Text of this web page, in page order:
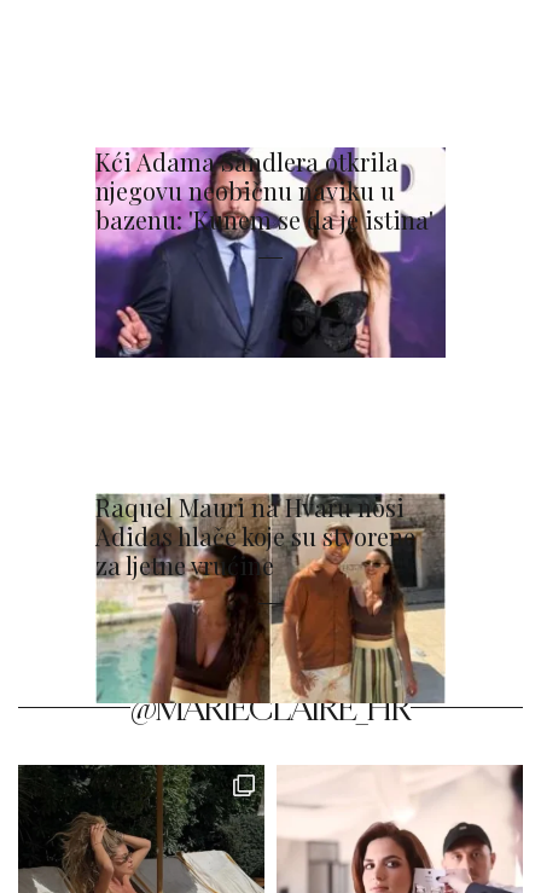
Kći Adama Sandlera otkrila
njegovu neobičnu naviku u
bazenu: 'Kunem se da je istina'
Raquel Mauri na Hvaru nosi
Adidas hlače koje su stvorene
za ljetne vrućine
@MARIECLAIRE_HR